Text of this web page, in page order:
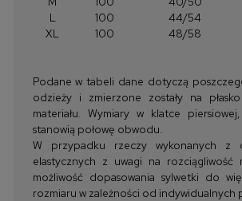
L
100 44/54
XL
100 48/58
Podane w tabeli dane dotyczą
odzieży i zmierzone zostały na
materiału. Wymiary w klatce
stanowią połowę obwodu.
W przypadku rzeczy wykonanych z
elastycznych z uwagi na rozciągliwość
możliwość dopasowania sylwetki do
rozmiaru w zależności od indywidualnych